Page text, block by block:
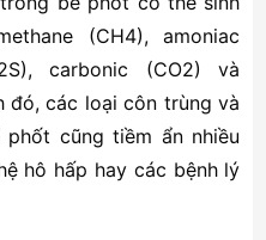
(CH4), amoniac
carbonic (CO2) và
đó, các loại côn trùng và
cũng tiềm ẩn nhiều
hô hấp hay các bệnh lý